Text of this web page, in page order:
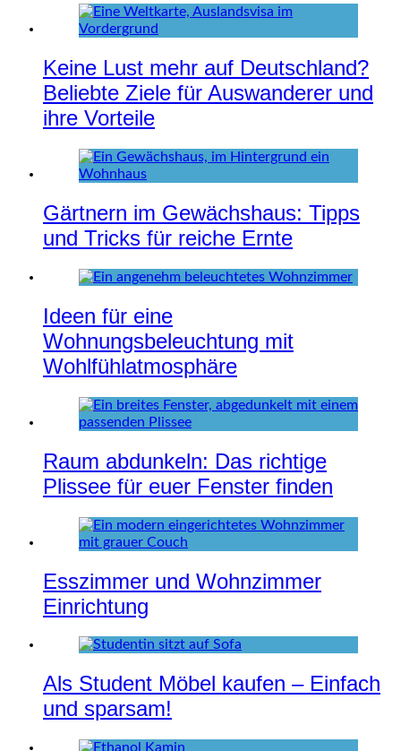
Keine Lust mehr auf Deutschland?
Beliebte Ziele für Auswanderer und
ihre Vorteile
Gärtnern im Gewächshaus: Tipps
und Tricks für reiche Ernte
Ideen für eine
Wohnungsbeleuchtung mit
Wohlfühlatmosphäre
Raum abdunkeln: Das richtige
Plissee für euer Fenster finden
Esszimmer und Wohnzimmer
Einrichtung
Als Student Möbel kaufen – Einfach
und sparsam!